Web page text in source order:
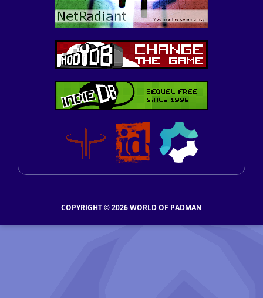
COPYRIGHT © 2026 WORLD OF PADMAN